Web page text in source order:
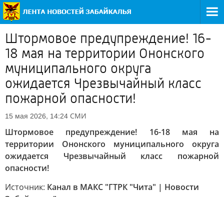
Штормовое предупреждение! 16-
18 мая на территории Ононского
муниципального округа
ожидается Чрезвычайный класс
пожарной опасности!
15 мая 2026, 14:24 СМИ
Штормовое предупреждение! 16-18 мая на
территории Ононского муниципального округа
ожидается Чрезвычайный класс пожарной
опасности!
Источник: Канал в МАКС "ГТРК "Чита" | Новости